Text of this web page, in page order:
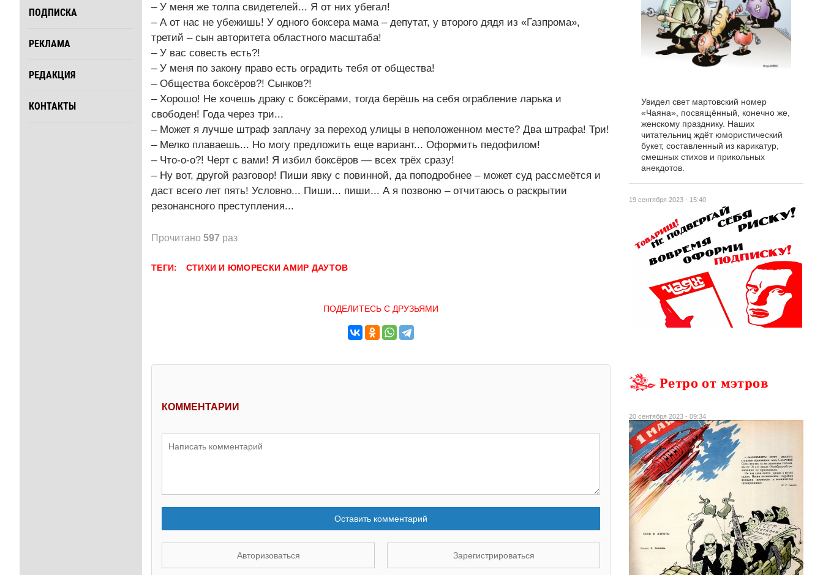
ПОДПИСКА
РЕКЛАМА
РЕДАКЦИЯ
КОНТАКТЫ
– У меня же толпа свидетелей... Я от них убегал!
– А от нас не убежишь! У одного боксера мама – депутат, у второго дядя из «Газпрома»,
третий – сын авторитета областного масштаба!
– У вас совесть есть?!
– У меня по закону право есть оградить тебя от общества!
– Общества боксёров?! Сынков?!
– Хорошо! Не хочешь драку с боксёрами, тогда берёшь на себя ограбление ларька и
свободен! Года через три...
– Может я лучше штраф заплачу за переход улицы в неположенном месте? Два штрафа! Три!
– Мелко плаваешь... Но могу предложить еще вариант... Оформить педофилом!
– Что-о-о?! Черт с вами! Я избил боксёров — всех трёх сразу!
– Ну вот, другой разговор! Пиши явку с повинной, да поподробнее – может суд рассмеётся и
даст всего лет пять! Условно... Пиши... пиши... А я позвоню – отчитаюсь о раскрытии
резонансного преступления...
Прочитано 597 раз
ТЕГИ: СТИХИ И ЮМОРЕСКИ АМИР ДАУТОВ
ПОДЕЛИТЕСЬ С ДРУЗЬЯМИ
КОММЕНТАРИИ
Оставить комментарий
Авторизоваться Зарегистрироваться
19 сентября 2023 - 15:40
Увидел свет мартовский номер
«Чаяна», посвящённый, конечно же,
женскому празднику. Наших
читательниц ждёт юмористический
букет, составленный из карикатур,
смешных стихов и прикольных
анекдотов.
Ретро от мэтров
20 сентября 2023 - 09:34